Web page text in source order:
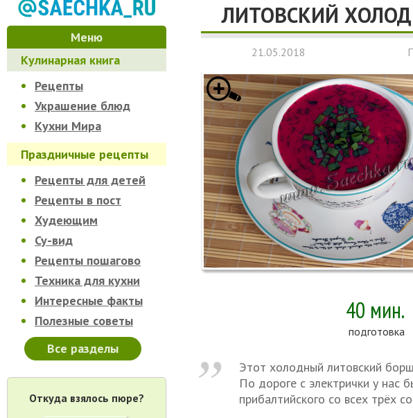
Меню
Кулинарная книга
Рецепты
Украшение блюд
Кухни Мира
Праздничные рецепты
Рецепты для детей
Рецепты в пост
Худеющим
Су-вид
Рецепты пошагово
Техника для кухни
Интересные факты
Полезные советы
Все разделы
Откуда взялось пюре?
ЛИТОВСКИЙ
21.05.2018
40 мин.
подготовка
Этот холодный литовский
По дороге с электрички у нас
прибалтийского со всех трёх